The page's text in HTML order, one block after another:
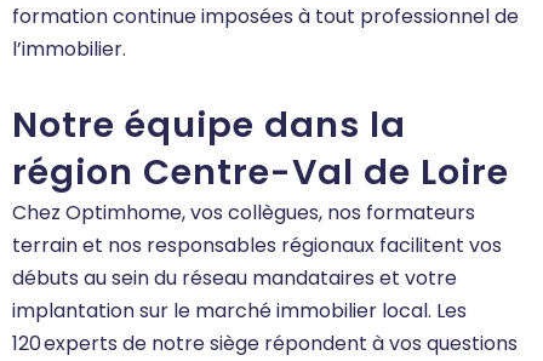
formation continue imposées à tout professionnel de
l’immobilier.
Notre équipe dans la
région Centre-Val de Loire
Chez Optimhome, vos collègues, nos formateurs
terrain et nos responsables régionaux facilitent vos
débuts au sein du réseau mandataires et votre
implantation sur le marché immobilier local. Les
120 experts de notre siège répondent à vos questions